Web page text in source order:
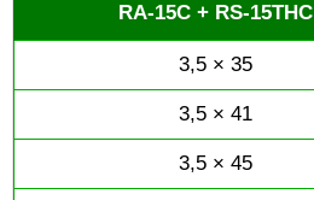
RA-15C + RS-15THC
3,5 × 35
3,5 × 41
3,5 × 45